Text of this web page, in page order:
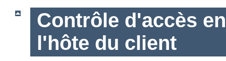
Contrôle d'accès
l'hôte du client